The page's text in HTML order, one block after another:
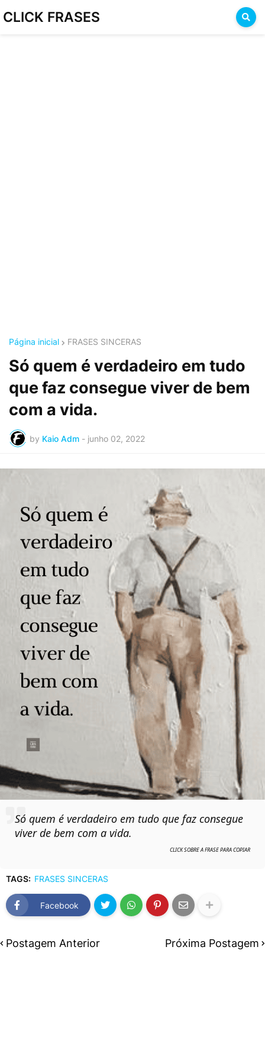
CLICK FRASES
Página inicial FRASES SINCERAS
Só quem é verdadeiro em tudo
que faz consegue viver de bem
com a vida.
by Kaio Adm - junho 02, 2022
Só quem é verdadeiro em tudo que faz consegue
viver de bem com a vida.
TAGS: FRASES SINCERAS
Facebook
Postagem Anterior Próxima Postagem